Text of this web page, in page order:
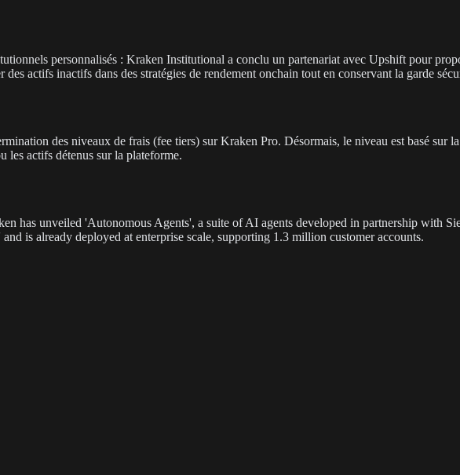
personnalisés : Kraken Institutional a conclu un partenariat avec Upshift pour
actifs inactifs dans des stratégies de rendement onchain tout en conservant la garde
des niveaux de frais (fee tiers) sur Kraken Pro. Désormais, le niveau est basé sur
les actifs détenus sur la plateforme.
has unveiled 'Autonomous Agents', a suite of AI agents developed in partnership with
is already deployed at enterprise scale, supporting 1.3 million customer accounts.